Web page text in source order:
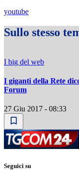
youtube
Sullo stesso
I big del web
I giganti della Rete
Forum
27 Giu 2017 - 08:33
Seguici su